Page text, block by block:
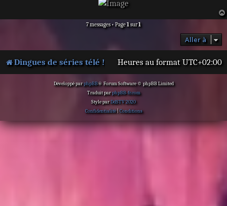
7 messages • Page1sur1
Aller à
Dingues de séries télé ! Heures au format UTC+02:00
Développé parphpBB® Forum Software © phpBB Limited
Traduit parphpBB-fr.com
Style parDdSTV 2020
Confidentialité|Conditions